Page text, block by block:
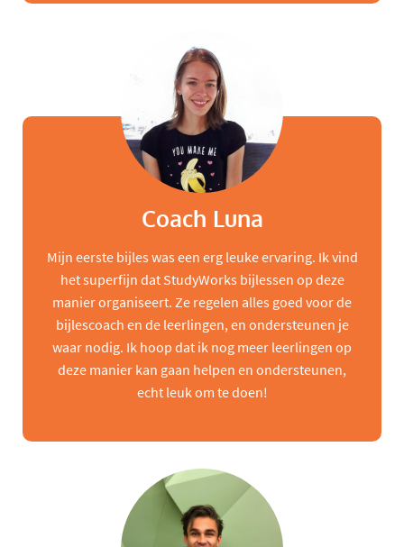
Coach Luna
Mijn eerste bijles was een erg leuke ervaring. Ik vind
het superfijn dat StudyWorks bijlessen op deze
manier organiseert. Ze regelen alles goed voor de
bijlescoach en de leerlingen, en ondersteunen je
waar nodig. Ik hoop dat ik nog meer leerlingen op
deze manier kan gaan helpen en ondersteunen,
echt leuk om te doen!